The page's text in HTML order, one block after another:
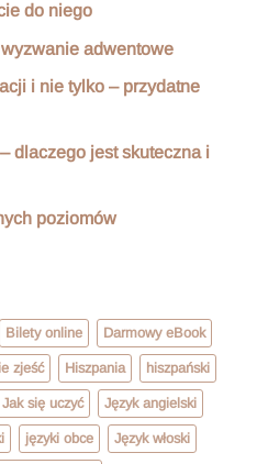
do niego
adwentowe
i nie tylko – przydatne
dlaczego jest skuteczna i
poziomów
Bilety online Darmowy eBook
zjeść Hiszpania hiszpański
Jak się uczyć Język angielski
języki obce Język włoski